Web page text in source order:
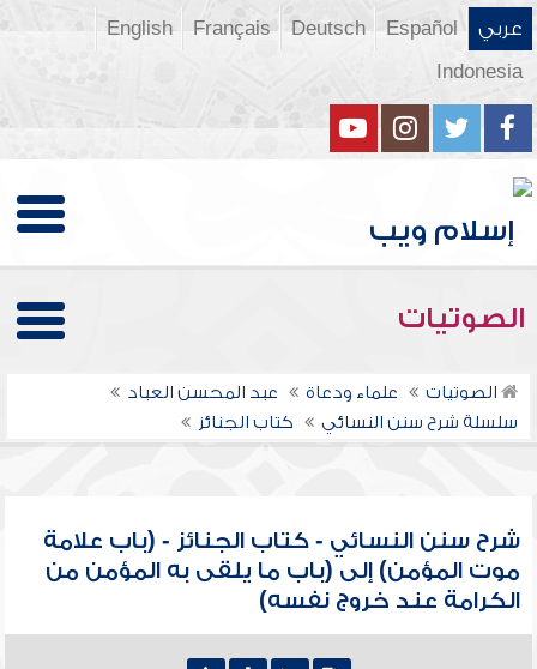
عربي Español
Deutsch
Français
English
Indonesia
الصوتيات
الصوتيات علماء ودعاة
عبد المحسن العباد
سلسلة شرح سنن النسائي
كتاب الجنائز
شرح سنن النسائي - كتاب الجنائز - (باب علامة
موت المؤمن) إلى (باب ما يلقى به المؤمن من
الكرامة عند خروج نفسه)